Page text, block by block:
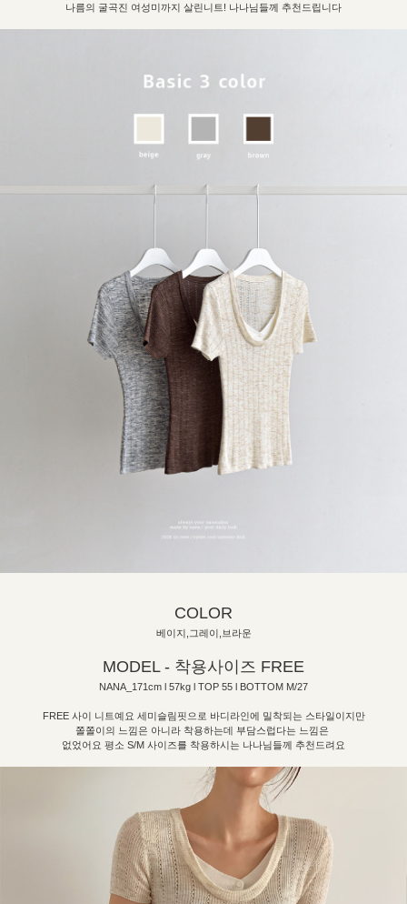
나름의 굴곡진 여성미까지 살린니트! 나나님들께 추천드립니다
COLOR
베이지,그레이,브라운
MODEL - 착용사이즈 FREE
NANA_171cm l 57kg l TOP 55 l BOTTOM M/27
FREE 사이 니트예요 세미슬림핏으로 바디라인에 밀착되는 스타일이지만
쫄쫄이의 느낌은 아니라 착용하는데 부담스럽다는 느낌은
없었어요 평소 S/M 사이즈를 착용하시는 나나님들께 추천드려요